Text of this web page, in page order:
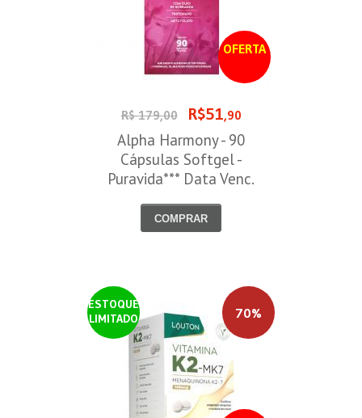
OFERTA
R$ 179,00 R$51,90
Alpha Harmony - 90
Cápsulas Softgel -
Puravida*** Data Venc.
COMPRAR
ESTOQUE
LIMITADO
70%